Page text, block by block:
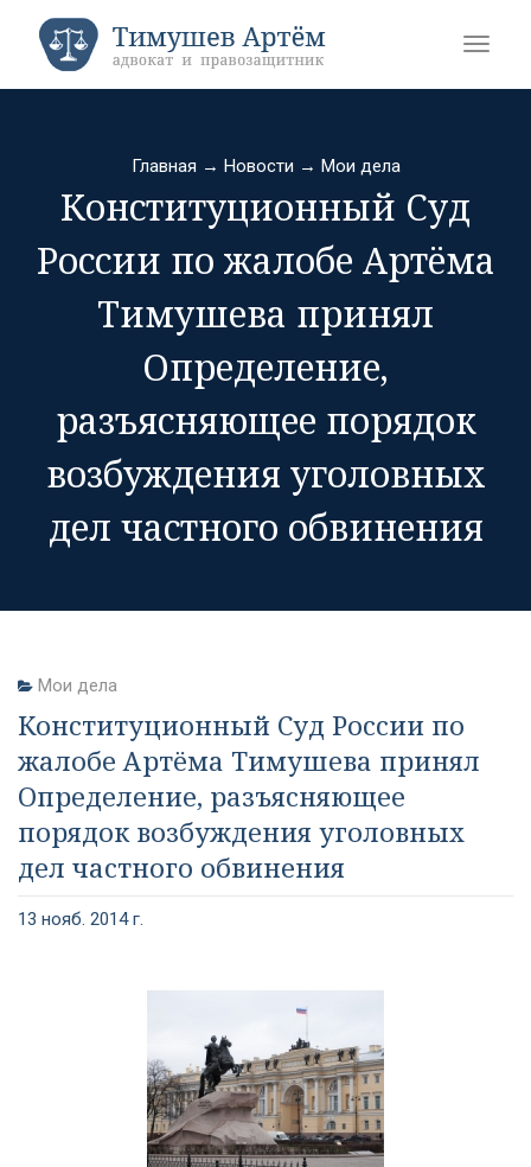
Главная → Новости → Мои дела
Конституционный Суд
России по жалобе Артёма
Тимушева принял
Определение,
разъясняющее порядок
возбуждения уголовных
дел частного обвинения
Мои дела
Конституционный Суд России по
жалобе Артёма Тимушева принял
Определение, разъясняющее
порядок возбуждения уголовных
дел частного обвинения
13 нояб. 2014 г.